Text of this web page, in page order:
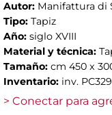
Autor: Manifattura di
Tipo: Tapiz
Año: siglo XVIII
Material y técnica:
Tamaño: cm 450 x
Inventario: inv. PC329
> Conectar para